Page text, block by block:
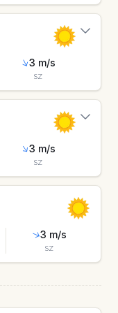
3 m/s
SZ
3 m/s
SZ
3 m/s
SZ